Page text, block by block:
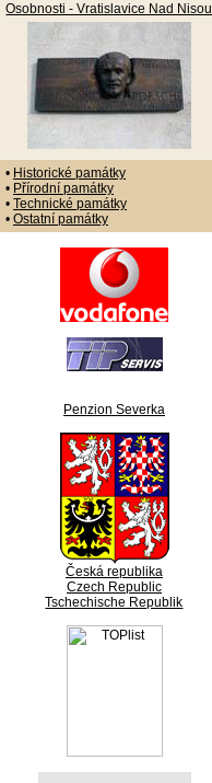
Osobnosti - Vratislavice Nad Nisou
• Historické památky
• Přírodní památky
• Technické památky
• Ostatní památky
Penzion Severka
Česká republika
Czech Republic
Tschechische Republik